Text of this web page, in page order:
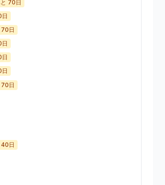
70 日
日
70 日
日
日
日
70 日
40 日